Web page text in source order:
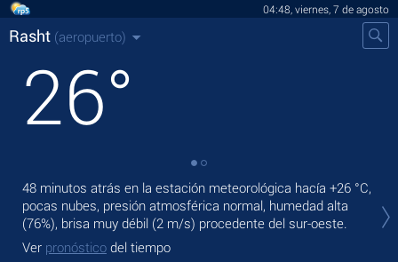
04:48, viernes, 7 de agosto
Rasht (aeropuerto)
26°
48 minutos atrás en la estación meteorológica hacía +26 °C,
pocas nubes, presión atmosférica normal, humedad alta
(76%), brisa muy débil (2 m/s) procedente del sur-oeste.
Ver pronóstico del tiempo